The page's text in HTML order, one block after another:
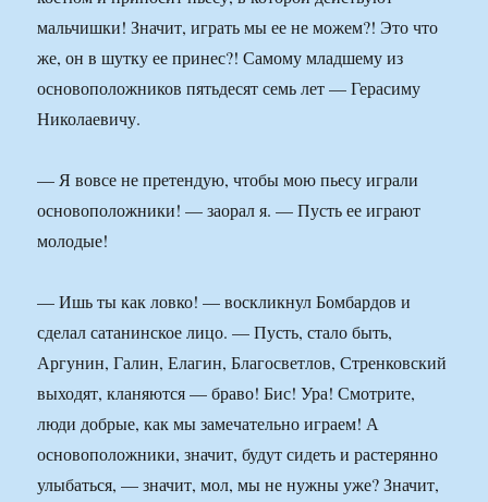
мальчишки! Значит, играть мы ее не можем?! Это что
же, он в шутку ее принес?! Самому младшему из
основоположников пятьдесят семь лет — Герасиму
Николаевичу.
— Я вовсе не претендую, чтобы мою пьесу играли
основоположники! — заорал я. — Пусть ее играют
молодые!
— Ишь ты как ловко! — воскликнул Бомбардов и
сделал сатанинское лицо. — Пусть, стало быть,
Аргунин, Галин, Елагин, Благосветлов, Стренковский
выходят, кланяются — браво! Бис! Ура! Смотрите,
люди добрые, как мы замечательно играем! А
основоположники, значит, будут сидеть и растерянно
улыбаться, — значит, мол, мы не нужны уже? Значит,